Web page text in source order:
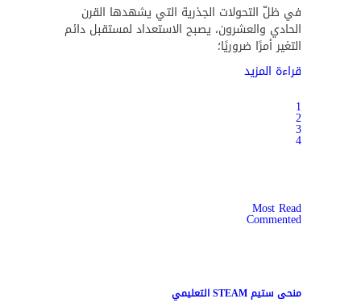
في ظلّ التحولات الجذرية التي يشهدها القرن
الحادي والعشرون، يصبح الاستعداد لمستقبل دائم
التغير أمرًا ضروريًا؛
قراءة المزيد
1
2
3
4
Most Read
Commented
منحى ستيم STEAM التعليمي